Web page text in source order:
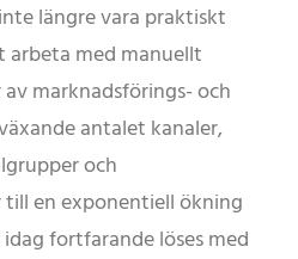
längre vara praktiskt
med manuellt
marknadsförings- och
antalet kanaler,
och
en exponentiell ökning
fortfarande löses med